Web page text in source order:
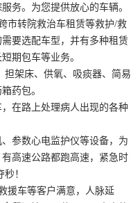
务。为您提供放心的车辆。
市转院救治车租赁等救护/救
要选配车型，并有多种租赁
期包车等业务。
担架床、供氧、吸痰器、简易
药包。
在路上处理病人出现的各种
参数心电监护仪等设备，为
高速公路都跑高速，紧急时
！
援车等客户满意，人脉延